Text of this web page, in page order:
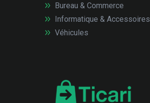
Bureau & Commerce
Informatique & Accessoires
Véhicules